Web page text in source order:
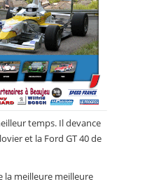
temps. Il devance
et la Ford GT 40 de
la meilleure meilleure